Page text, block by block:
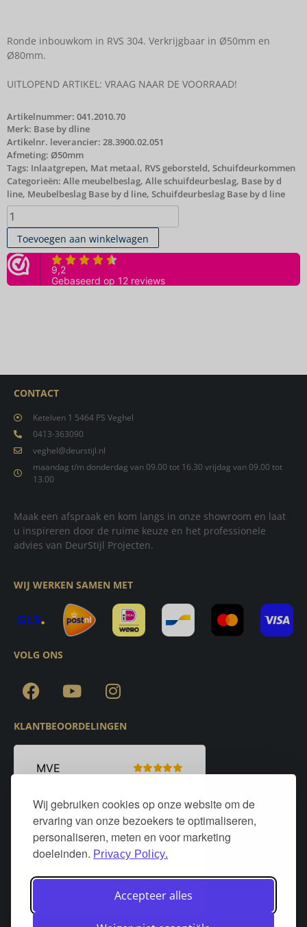
Wij gebruiken cookies op onze website om de
ervaring van onze bezoekers te optimaliseren,
personaliseren, meten en voor marketing
doeleinden. Privacy Policy.
Accepteer alles
Ronde inbouwkom in RVS 304. Verkrijgbaar in Ø50mm en
Ø80mm.
UITLOPEND ARTIKEL: VRAAG NAAR DE VOORRAAD!
Artikelnummer: 041.2010.70
Merk: Base by dline
Artikelnr. leverancier: 28.3900.02.051
Afmeting: Ø50mm
Tags: Inlaatgrepen, Mat metaal, RVS geborsteld, Schuifdeurkommen
Categorieën: Alle meubelbeslag, Alle schuifdeurbeslag, Base by d
line, Meubelbeslag Base by d line, Schuifdeurbeslag Base by d line
Toevoegen aan winkelwagen
CONTACT
Ketelven 1 5464 PS Veghel
0413-363090
veghel@deurstijl.nl
maandag t/m donderdag van 09.00 tot 16.30 vrijdag van 09.00 tot
13.00
Maak een afspraak en kom langs in onze showroom en laat
u inspireren door de ruime keuze en het professionele
advies van DeurStijl Projecten.
WIJ WERKEN SAMEN MET
VOLG ONS
KLANTBEOORDELINGEN